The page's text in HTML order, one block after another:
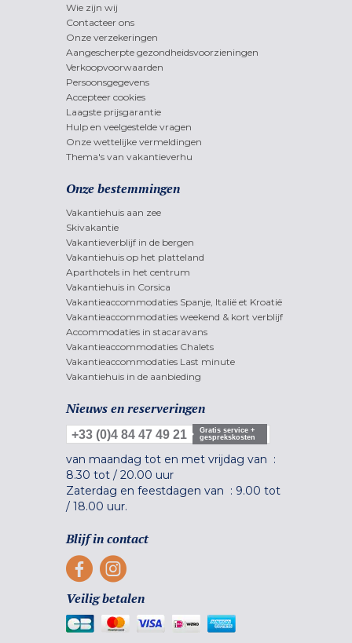
Wie zijn wij
Contacteer ons
Onze verzekeringen
Aangescherpte gezondheidsvoorzieningen
Verkoopvoorwaarden
Persoonsgegevens
Accepteer cookies
Laagste prijsgarantie
Hulp en veelgestelde vragen
Onze wettelijke vermeldingen
Thema's van vakantieverhu
Onze bestemmingen
Vakantiehuis aan zee
Skivakantie
Vakantieverblijf in de bergen
Vakantiehuis op het platteland
Aparthotels in het centrum
Vakantiehuis in Corsica
Vakantieaccommodaties Spanje, Italië et Kroatië
Vakantieaccommodaties weekend & kort verblijf
Accommodaties in stacaravans
Vakantieaccommodaties Chalets
Vakantieaccommodaties Last minute
Vakantiehuis in de aanbieding
Nieuws en reserveringen
+33 (0)4 84 47 49 21
Gratis service +
gesprekskosten
van maandag tot en met vrijdag van :
8.30 tot / 20.00 uur
Zaterdag en feestdagen van : 9.00 tot
/ 18.00 uur.
Blijf in contact
Veilig betalen